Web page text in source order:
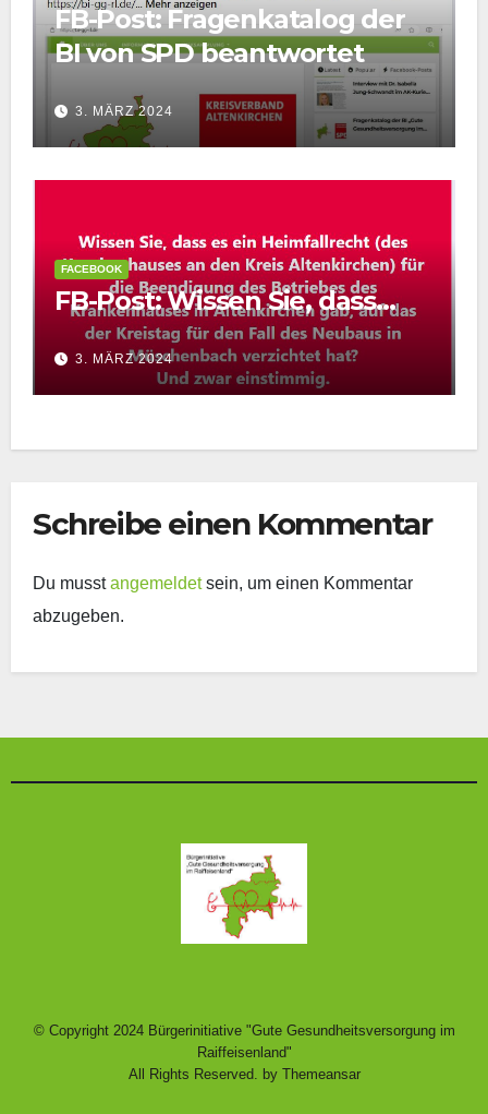
FB-Post: Fragenkatalog der
BI von SPD beantwortet
3. MÄRZ 2024
FACEBOOK
FB-Post: Wissen Sie, dass…
3. MÄRZ 2024
Schreibe einen Kommentar
Du musstangemeldetsein, um einen Kommentar
abzugeben.
© Copyright 2024 Bürgerinitiative "Gute Gesundheitsversorgung im
Raiffeisenland"
All Rights Reserved. by Themeansar